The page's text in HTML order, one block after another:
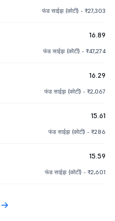
फंड साईझ (कोटी) - ₹27,303
16.89
फंड साईझ (कोटी) - ₹47,274
16.29
फंड साईझ (कोटी) - ₹2,067
15.61
फंड साईझ (कोटी) - ₹286
15.59
फंड साईझ (कोटी) - ₹2,601